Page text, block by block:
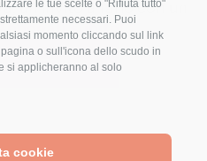
le tue scelte o "Rifiuta tutto"
necessari. Puoi
momento cliccando sul link
o sull'icona dello scudo in
si applicheranno al solo
cookie
un invito a farlo con un
subito!
Details